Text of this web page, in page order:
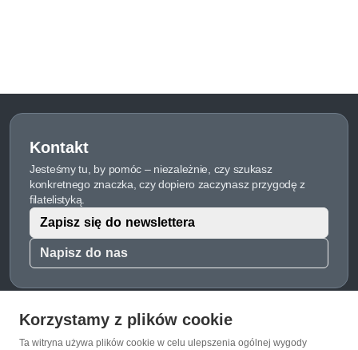
Kontakt
Jesteśmy tu, by pomóc – niezależnie, czy szukasz
konkretnego znaczka, czy dopiero zaczynasz przygodę z
filatelistyką.
Napisz do nas
Zapisz się do newslettera
O Znaczkopol.pl
Korzystamy z plików cookie
Ta witryna używa plików cookie w celu ulepszenia ogólnej wygody